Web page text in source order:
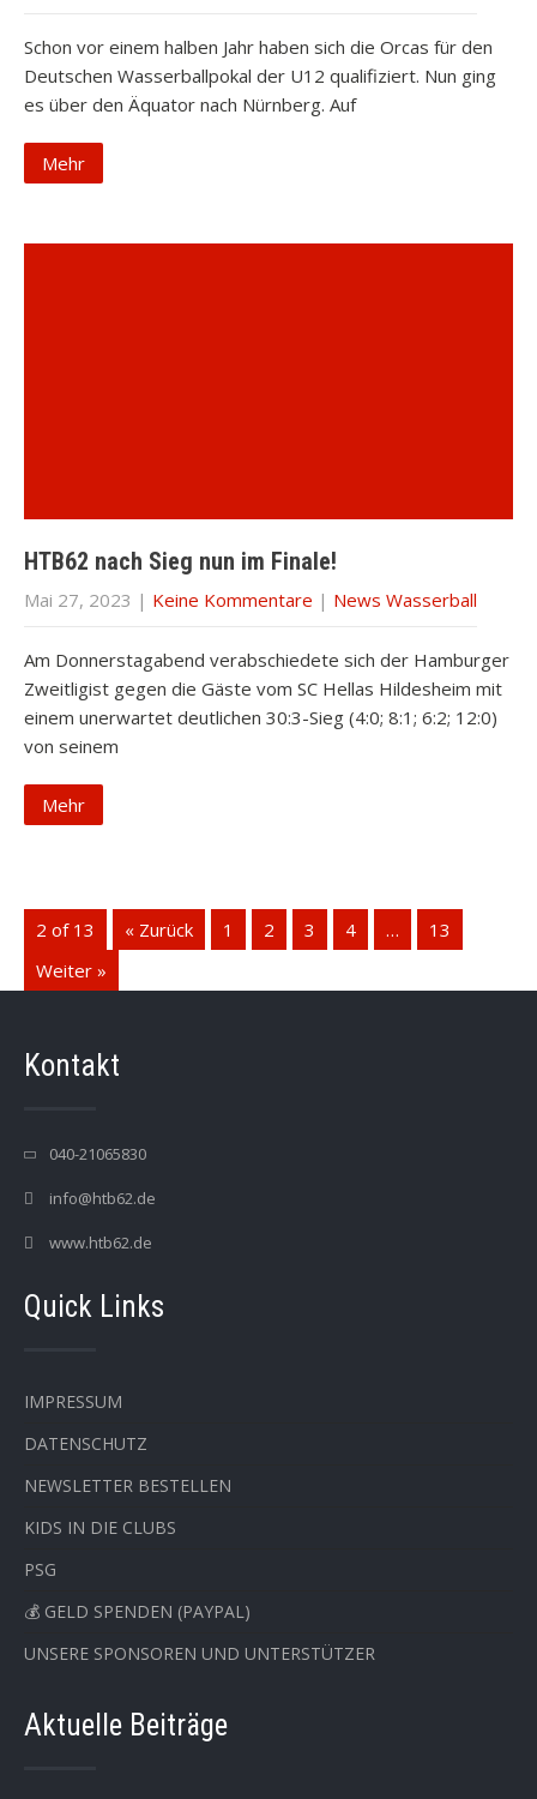
Schon vor einem halben Jahr haben sich die Orcas für den
Deutschen Wasserballpokal der U12 qualifiziert. Nun ging
es über den Äquator nach Nürnberg. Auf
Mehr
HTB62 nach Sieg nun im Finale!
Mai 27, 2023 | Keine Kommentare | News Wasserball
Am Donnerstagabend verabschiedete sich der Hamburger
Zweitligist gegen die Gäste vom SC Hellas Hildesheim mit
einem unerwartet deutlichen 30:3-Sieg (4:0; 8:1; 6:2; 12:0)
von seinem
Mehr
2 of 13 « Zurück 1 2 3 4 …
13
Weiter »
Kontakt
040-21065830
info@htb62.de
www.htb62.de
Quick Links
IMPRESSUM
DATENSCHUTZ
NEWSLETTER BESTELLEN
KIDS IN DIE CLUBS
PSG
💰 GELD SPENDEN (PAYPAL)
UNSERE SPONSOREN UND UNTERSTÜTZER
Aktuelle Beiträge